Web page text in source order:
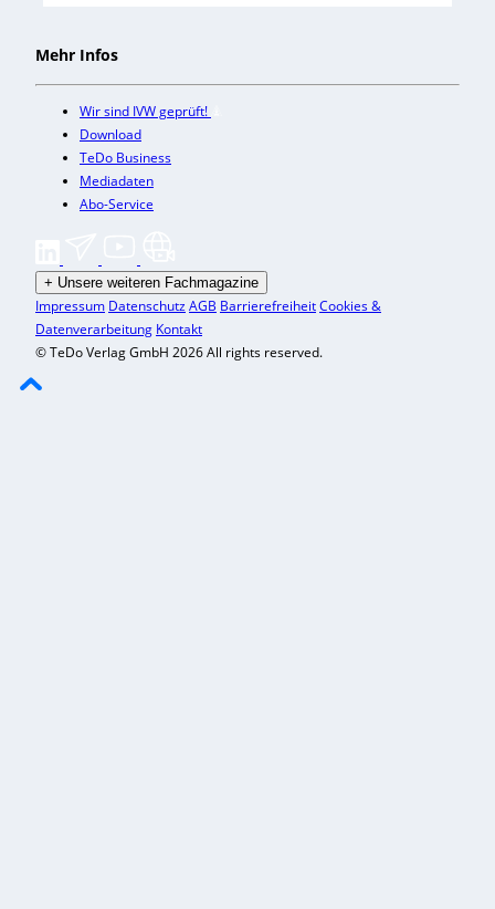
Mehr Infos
Wir sind IVW geprüft!
Download
TeDo Business
Mediadaten
Abo-Service
+ Unsere weiteren Fachmagazine
Impressum DatenschutzAGB BarrierefreiheitCookies &
Datenverarbeitung Kontakt
© TeDo Verlag GmbH 2026 All rights reserved.